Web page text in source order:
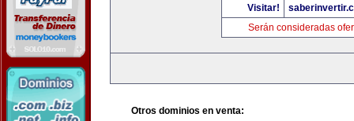
Visitar!
Serán consideradas
Otros dominios en venta: